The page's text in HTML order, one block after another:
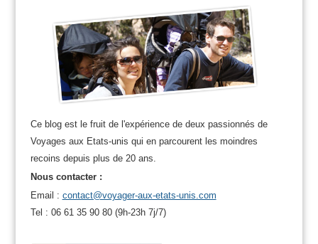
Ce blog est le fruit de l'expérience de deux passionnés de
Voyages aux Etats-unis qui en parcourent les moindres
recoins depuis plus de 20 ans.
Nous contacter :
Email : contact@voyager-aux-etats-unis.com
Tel : 06 61 35 90 80 (9h-23h 7j/7)